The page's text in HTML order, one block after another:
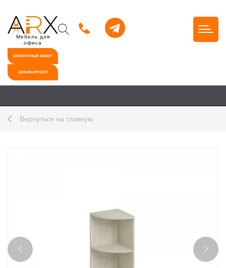
Мебель для
офиса
БЕСПЛАТНЫЙ ЗАМЕР
ДИЗАЙН-ПРОЕКТ
Вернуться на главную